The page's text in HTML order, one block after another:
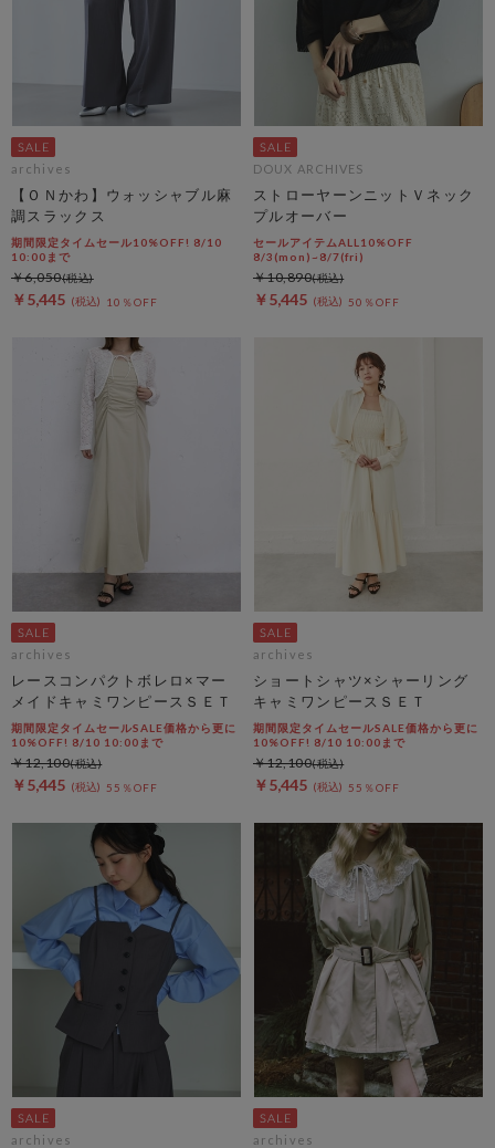
archives
【ＯＮかわ】ウォッシャブル麻
調スラックス
期間限定タイムセール10%OFF! 8/10
10:00まで
￥5,445 10％OFF
￥6,050
DOUX ARCHIVES
ストローヤーンニットＶネック
プルオーバー
セールアイテムALL10%OFF
8/3(mon)~8/7(fri)
￥5,445 50％OFF
￥10,890
archives
レースコンパクトボレロ×マー
メイドキャミワンピースＳＥＴ
期間限定タイムセールSALE価格から更に
10%OFF! 8/10 10:00まで
￥5,445 55％OFF
￥12,100
archives
ショートシャツ×シャーリング
キャミワンピースＳＥＴ
期間限定タイムセールSALE価格から更に
10%OFF! 8/10 10:00まで
￥5,445 55％OFF
￥12,100
archives archives